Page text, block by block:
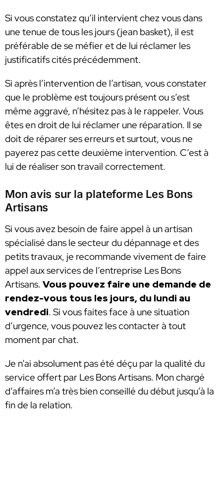
Si vous constatez qu’il intervient chez vous dans
une tenue de tous les jours (jean basket), il est
préférable de se méfier et de lui réclamer les
justificatifs cités précédemment.
Si après l’intervention de l’artisan, vous constater
que le problème est toujours présent ou s’est
même aggravé, n’hésitez pas à le rappeler. Vous
êtes en droit de lui réclamer une réparation. Il se
doit de réparer ses erreurs et surtout, vous ne
payerez pas cette deuxième intervention. C’est à
lui de réaliser son travail correctement.
Mon avis sur la plateforme Les Bons
Artisans
Si vous avez besoin de faire appel à un artisan
spécialisé dans le secteur du dépannage et des
petits travaux, je recommande vivement de faire
appel aux services de l’entreprise Les Bons
Artisans. Vous pouvez faire une demande de
rendez-vous tous les jours, du lundi au
vendredi. Si vous faites face à une situation
d’urgence, vous pouvez les contacter à tout
moment par chat.
Je n’ai absolument pas été déçu par la qualité du
service offert par Les Bons Artisans. Mon chargé
d’affaires m’a très bien conseillé du début jusqu’à la
fin de la relation.